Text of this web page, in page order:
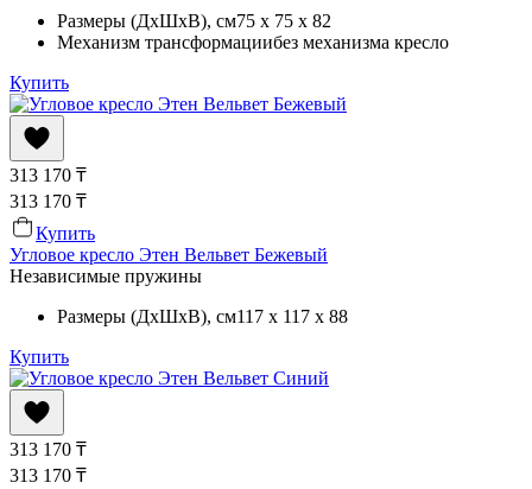
Размеры (ДхШхВ), см75 x 75 x 82
Механизм трансформациибез механизма кресло
Купить
313 170 ₸
313 170 ₸
Купить
Угловое кресло Этен Вельвет Бежевый
Независимые пружины
Размеры (ДхШхВ), см117 x 117 x 88
Купить
313 170 ₸
313 170 ₸